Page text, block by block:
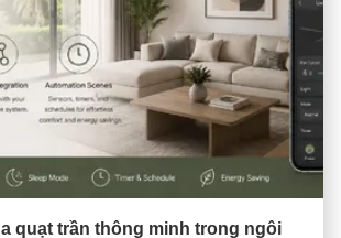
quạt trần thông minh trong ngôi